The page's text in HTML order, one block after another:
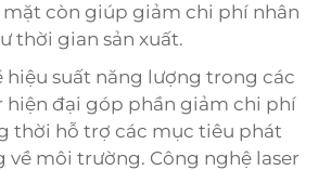
mặt còn giúp giảm chi phí nhân
thời gian sản xuất.
hiệu suất năng lượng trong các
hiện đại góp phần giảm chi phí
thời hỗ trợ các mục tiêu phát
về môi trường. Công nghệ laser